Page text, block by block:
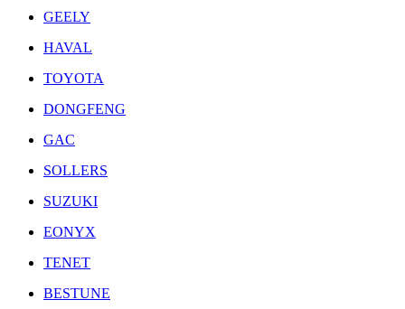
GEELY
HAVAL
TOYOTA
DONGFENG
GAC
SOLLERS
SUZUKI
EONYX
TENET
BESTUNE